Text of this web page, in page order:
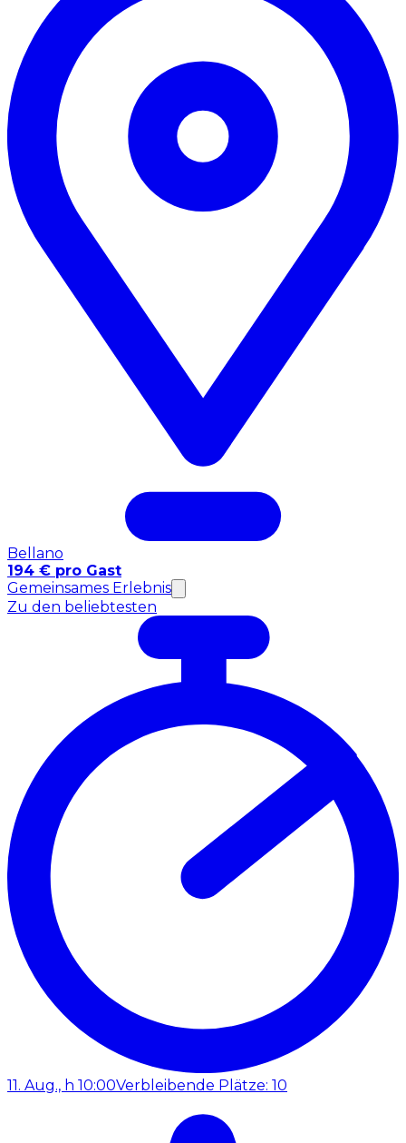
Bellano
194 € pro Gast
Gemeinsames Erlebnis
Zu den beliebtesten
11. Aug., h 10:00Verbleibende Plätze: 10